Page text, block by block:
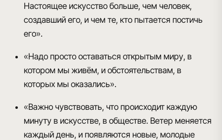
Настоящее искусство больше, чем человек,
создавший его, и чем те, кто пытается постичь
его».
«Надо просто оставаться открытым миру, в
котором мы живём, и обстоятельствам, в
которых мы оказались».
«Важно чувствовать, что происходит каждую
минуту в искусстве, в обществе. Ветер меняется
каждый день, и появляются новые, молодые